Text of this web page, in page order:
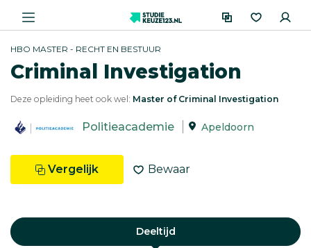
HBO MASTER - RECHT EN BESTUUR
Criminal Investigation
Deze opleiding heet ook wel: Master of Criminal Investigation
Politieacademie Apeldoorn
Vergelijk Bewaar
Deeltijd